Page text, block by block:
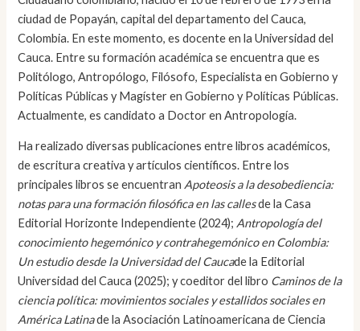
ciudad de Popayán, capital del departamento del Cauca,
Colombia. En este momento, es docente en la Universidad del
Cauca. Entre su formación académica se encuentra que es
Politólogo, Antropólogo, Filósofo, Especialista en Gobierno y
Políticas Públicas y Magíster en Gobierno y Políticas Públicas.
Actualmente, es candidato a Doctor en Antropología.
Ha realizado diversas publicaciones entre libros académicos,
de escritura creativa y artículos científicos. Entre los
principales libros se encuentran Apoteosis a la desobediencia:
notas para una formación filosófica en las callesde la Casa
Editorial Horizonte Independiente (2024); Antropología del
conocimiento hegemónico y contrahegemónico en Colombia:
Un estudio desde la Universidad del Caucade la Editorial
Universidad del Cauca (2025); y coeditor del libro Caminos de la
ciencia política: movimientos sociales y estallidos sociales en
América Latinade la Asociación Latinoamericana de Ciencia